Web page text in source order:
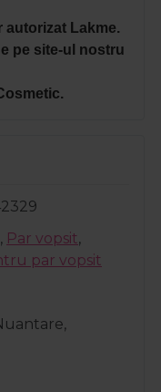
Lakme.
pe site-ul nostru
, Par vopsit,
par vopsit